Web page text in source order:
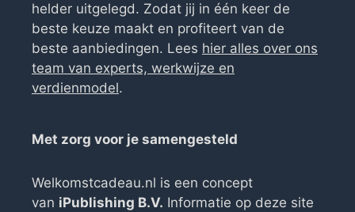
helder uitgelegd. Zodat jij in één keer de
beste keuze maakt en profiteert van de
beste aanbiedingen. Lees hier alles over ons
team van experts, werkwijze en
verdienmodel.
Met zorg voor je samengesteld
Welkomstcadeau.nl is een concept
van iPublishing B.V. Informatie op deze site